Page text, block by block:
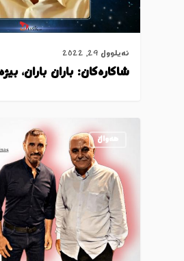
ئەیلوول 29, 2022
شاکارەکان: باران باران،
ھەواڵ